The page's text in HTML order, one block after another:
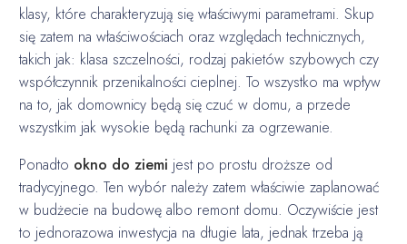
klasy, które charakteryzują się właściwymi parametrami. Skup
się zatem na właściwościach oraz względach technicznych,
takich jak: klasa szczelności, rodzaj pakietów szybowych czy
współczynnik przenikalności cieplnej. To wszystko ma wpływ
na to, jak domownicy będą się czuć w domu, a przede
wszystkim jak wysokie będą rachunki za ogrzewanie.
Ponadto okno do ziemi jest po prostu droższe od
tradycyjnego. Ten wybór należy zatem właściwie zaplanować
w budżecie na budowę albo remont domu. Oczywiście jest
to jednorazowa inwestycja na długie lata, jednak trzeba ją